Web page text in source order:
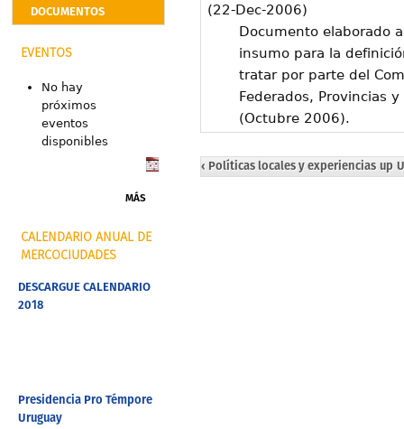
DOCUMENTOS
EVENTOS
No hay
próximos
eventos
disponibles
MÁS
CALENDARIO ANUAL DE
MERCOCIUDADES
DESCARGUE CALENDARIO
2018
Presidencia Pro Témpore
Uruguay
(22-Dec-2006)
Documento elaborado
insumo para la
tratar por parte del
Federados, Provincias y
(Octubre 2006).
‹ Políticas locales y experienciasup